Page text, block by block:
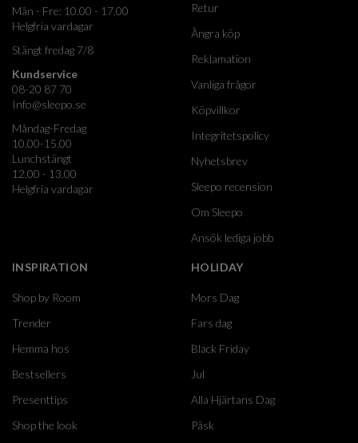
Mån - Fre: 10.00 - 17.00
Helgfria vardagar
Stängt fredag 7/8
Kundservice
08-20 87 70
Info@sleepo.se
Måndag-Fredag
10.00-15.00
Lunchstängt
12.00 - 13.00
Helgfria vardagar
Retur
Ångra köp
Reklamation
Vanliga frågor
Köpvillkor
Integritetspolicy
Nyhetsbrev
Sleepo recension
Om Sleepo
Ansök lediga jobb
INSPIRATION
Shop by Room
Trender
Hemma hos
Bestsellers
Presenttips
Shop the look
HOLIDAY
Mors Dag
Fars dag
Black Friday
Jul
Alla Hjärtans Dag
Påsk